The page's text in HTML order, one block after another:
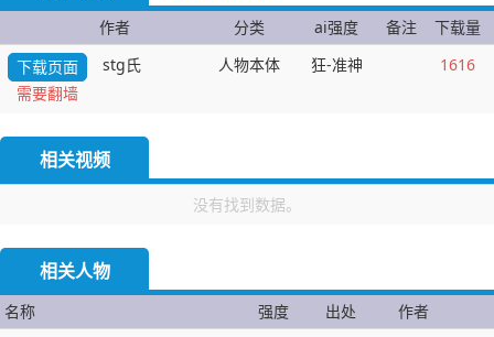
作者 分类 ai强度 备注
下载量
下载页面
需要翻墙
stg氏 人物本体 狂-准神 1616
相关视频
没有找到数据。
相关人物
名称 强度 出处
作者